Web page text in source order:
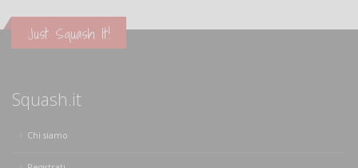
Just Squash It!
Squash.it
Chi siamo